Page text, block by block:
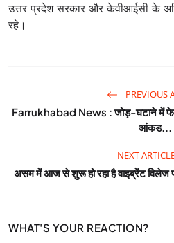
उत्तर प्रदेश सरकार और केवीआईसी के
रहे।
PREVIOUS
Farrukhabad News : जोड़-घटाने में फेल
आंकड...
NEXT
असम में आज से शुरू हो रहा है वाइब्रेंट विलेज
WHAT'S YOUR REACTION?